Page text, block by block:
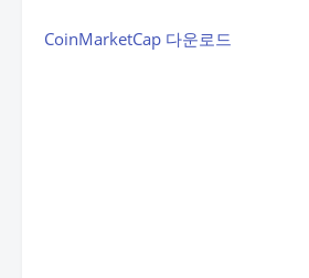
CoinMarketCap 다운로드